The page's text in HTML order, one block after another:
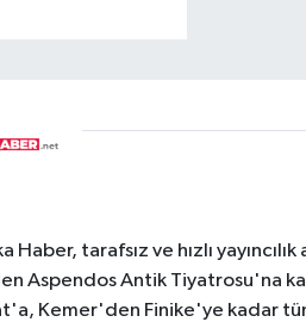
tarafsız ve hızlı yayıncılık
Aspendos Antik Tiyatrosu'na
Kemer'den Finike'ye kadar